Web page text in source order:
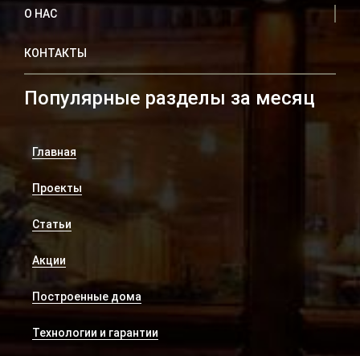
О НАС
КОНТАКТЫ
Популярные разделы за месяц
Главная
Проекты
Статьи
Акции
Построенные дома
Технологии и гарантии